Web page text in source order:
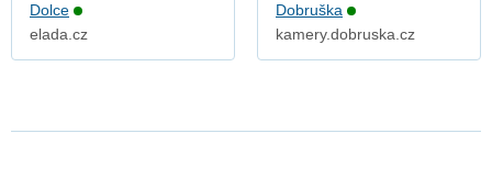
Dolce
elada.cz
Dobruška
kamery.dobruska.cz